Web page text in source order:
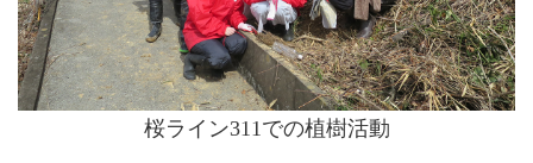
桜ライン311での植樹活動